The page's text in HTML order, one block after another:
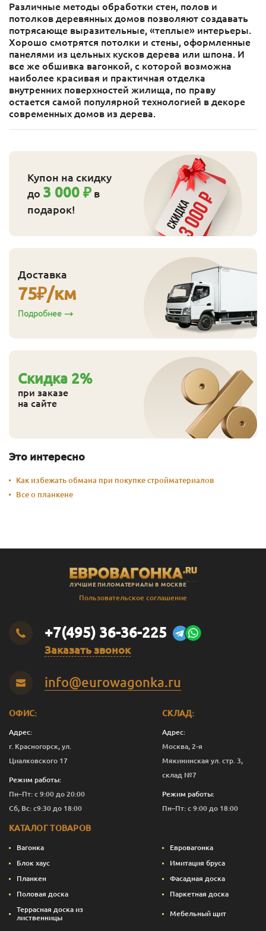
Различные методы обработки стен, полов и
потолков деревянных домов позволяют создавать
потрясающе выразительные, «теплые» интерьеры.
Хорошо смотрятся потолки и стены, оформленные
панелями из цельных кусков дерева или шпона. И
все же обшивка вагонкой, с которой возможна
наиболее красивая и практичная отделка
внутренних поверхностей жилища, по праву
остается самой популярной технологией в декоре
современных домов из дерева.
Купон на скидку
до 3 000 ₽ в
подарок!
Доставка
75₽/км
Подробнее
Cкидка 2%
при заказе
на сайте
Это интересно
Как избежать обмана при покупке стройматериалов
Все о планкене
ЛУЧШИЕ ПИЛОМАТЕРИАЛЫ В МОСКВЕ
Пользовательское соглашение
+7(495) 36-36-225
Заказать звонок
info@eurowagonka.ru
ОФИС:
Адрес:
г. Красногорск, ул.
Циалковского 17
Режим работы:
Пн–Пт: с 9:00 до 20:00
Сб, Вс: с9:30 до 18:00
СКЛАД:
Адрес:
Москва, 2-я
Мякининская ул. стр. 3,
склад №7
Режим работы:
Пн–Пт: с 9:00 до 18:00
КАТАЛОГ ТОВАРОВ
Вагонка
Евровагонка
Блок хаус
Имитация бруса
Планкен
Фасадная доска
Половая доска
Паркетная доска
Террасная доска из
лиственницы
Мебельный щит